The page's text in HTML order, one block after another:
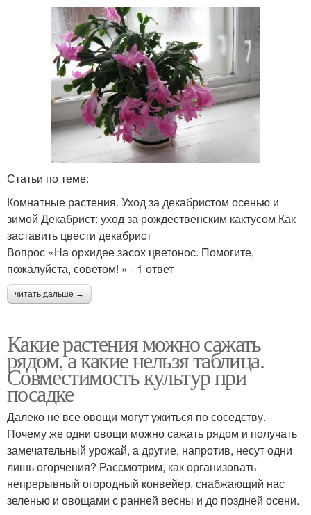
Статьи по теме:
Комнатные растения. Уход за декабристом осенью и
зимой Декабрист: уход за рождественским кактусом Как
заставить цвести декабрист
Вопрос «На орхидее засох цветонос. Помогите,
пожалуйста, советом! » - 1 ответ
читать дальше →
Какие растения можно сажать
рядом, а какие нельзя таблица.
Совместимость культур при
посадке
Далеко не все овощи могут ужиться по соседству.
Почему же одни овощи можно сажать рядом и получать
замечательный урожай, а другие, напротив, несут одни
лишь огорчения? Рассмотрим, как организовать
непрерывный огородный конвейер, снабжающий нас
зеленью и овощами с ранней весны и до поздней осени.